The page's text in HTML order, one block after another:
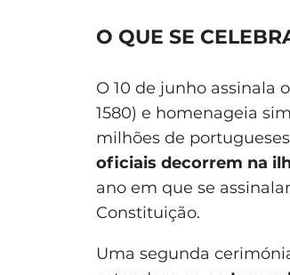
O QUE SE
O 10 de junho assinala
1580) e homenageia
milhões de
oficiais decorrem na
ano em que se
Constituição.
Uma segunda